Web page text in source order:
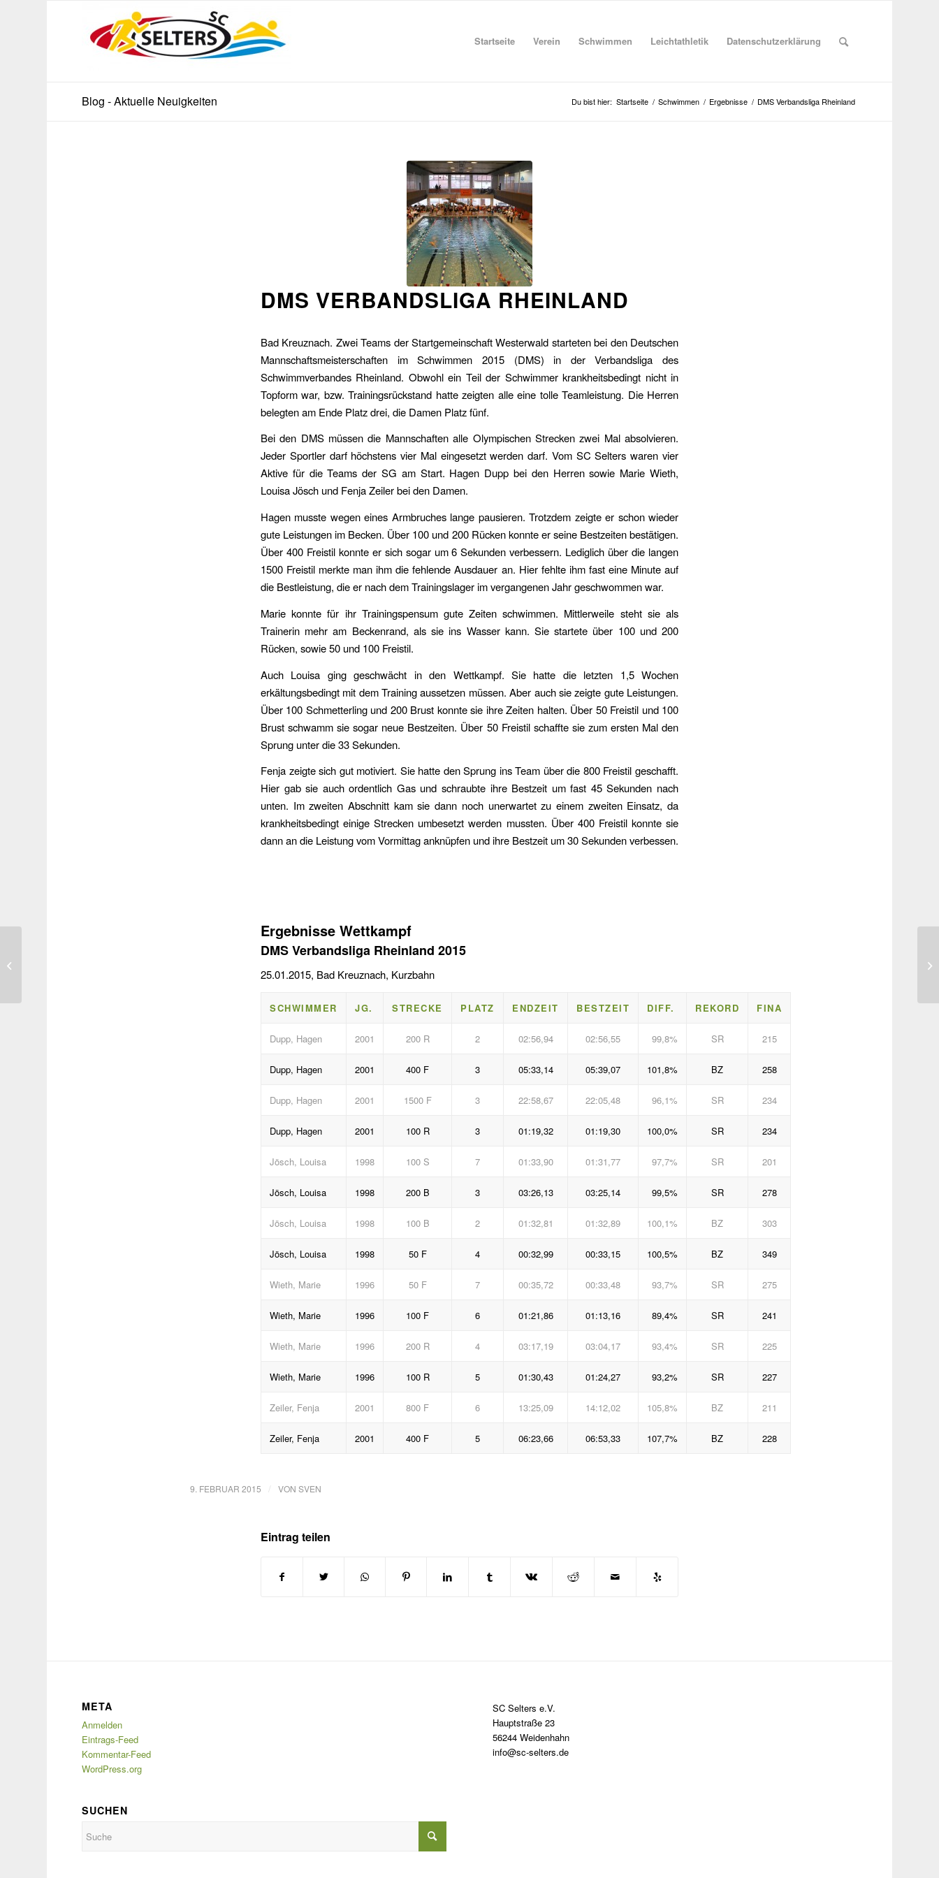
Startseite Verein Schwimmen Leichtathletik Datenschutzerklärung
Blog - Aktuelle Neuigkeiten Du bist hier: Startseite / Schwimmen / Ergebnisse / DMS Verbandsliga Rheinland
DMS VERBANDSLIGA RHEINLAND
Bad Kreuznach. Zwei Teams der Startgemeinschaft Westerwald starteten bei den Deutschen
Mannschaftsmeisterschaften im Schwimmen 2015 (DMS) in der Verbandsliga des
Schwimmverbandes Rheinland. Obwohl ein Teil der Schwimmer krankheitsbedingt nicht in
Topform war, bzw. Trainingsrückstand hatte zeigten alle eine tolle Teamleistung. Die Herren
belegten am Ende Platz drei, die Damen Platz fünf.
Bei den DMS müssen die Mannschaften alle Olympischen Strecken zwei Mal absolvieren.
Jeder Sportler darf höchstens vier Mal eingesetzt werden darf. Vom SC Selters waren vier
Aktive für die Teams der SG am Start. Hagen Dupp bei den Herren sowie Marie Wieth,
Louisa Jösch und Fenja Zeiler bei den Damen.
Hagen musste wegen eines Armbruches lange pausieren. Trotzdem zeigte er schon wieder
gute Leistungen im Becken. Über 100 und 200 Rücken konnte er seine Bestzeiten bestätigen.
Über 400 Freistil konnte er sich sogar um 6 Sekunden verbessern. Lediglich über die langen
1500 Freistil merkte man ihm die fehlende Ausdauer an. Hier fehlte ihm fast eine Minute auf
die Bestleistung, die er nach dem Trainingslager im vergangenen Jahr geschwommen war.
Marie konnte für ihr Trainingspensum gute Zeiten schwimmen. Mittlerweile steht sie als
Trainerin mehr am Beckenrand, als sie ins Wasser kann. Sie startete über 100 und 200
Rücken, sowie 50 und 100 Freistil.
Auch Louisa ging geschwächt in den Wettkampf. Sie hatte die letzten 1,5 Wochen
erkältungsbedingt mit dem Training aussetzen müssen. Aber auch sie zeigte gute Leistungen.
Über 100 Schmetterling und 200 Brust konnte sie ihre Zeiten halten. Über 50 Freistil und 100
Brust schwamm sie sogar neue Bestzeiten. Über 50 Freistil schaffte sie zum ersten Mal den
Sprung unter die 33 Sekunden.
Fenja zeigte sich gut motiviert. Sie hatte den Sprung ins Team über die 800 Freistil geschafft.
Hier gab sie auch ordentlich Gas und schraubte ihre Bestzeit um fast 45 Sekunden nach
unten. Im zweiten Abschnitt kam sie dann noch unerwartet zu einem zweiten Einsatz, da
krankheitsbedingt einige Strecken umbesetzt werden mussten. Über 400 Freistil konnte sie
dann an die Leistung vom Vormittag anknüpfen und ihre Bestzeit um 30 Sekunden verbessen.
Ergebnisse Wettkampf
DMS Verbandsliga Rheinland 2015
25.01.2015, Bad Kreuznach, Kurzbahn
SCHWIMMER JG. STRECKE PLATZ ENDZEIT BESTZEIT DIFF. REKORD FINA
Dupp, Hagen 2001 200 R 2 02:56,94 02:56,55 99,8% SR 215
Dupp, Hagen 2001 400 F 3 05:33,14 05:39,07 101,8% BZ 258
Dupp, Hagen 2001 1500 F 3 22:58,67 22:05,48 96,1% SR 234
Dupp, Hagen 2001 100 R 3 01:19,32 01:19,30 100,0% SR 234
Jösch, Louisa 1998 100 S 7 01:33,90 01:31,77 97,7% SR 201
Jösch, Louisa 1998 200 B 3 03:26,13 03:25,14 99,5% SR 278
Jösch, Louisa 1998 100 B 2 01:32,81 01:32,89 100,1% BZ 303
Jösch, Louisa 1998 50 F 4 00:32,99 00:33,15 100,5% BZ 349
Wieth, Marie 1996 50 F 7 00:35,72 00:33,48 93,7% SR 275
Wieth, Marie 1996 100 F 6 01:21,86 01:13,16 89,4% SR 241
Wieth, Marie 1996 200 R 4 03:17,19 03:04,17 93,4% SR 225
Wieth, Marie 1996 100 R 5 01:30,43 01:24,27 93,2% SR 227
Zeiler, Fenja 2001 800 F 6 13:25,09 14:12,02 105,8% BZ 211
Zeiler, Fenja 2001 400 F 5 06:23,66 06:53,33 107,7% BZ 228
9. FEBRUAR 2015 VON SVEN
Eintrag teilen
META
Anmelden
Eintrags-Feed
Kommentar-Feed
WordPress.org
SUCHEN
SC Selters e.V.
Hauptstraße 23
56244 Weidenhahn
info@sc-selters.de